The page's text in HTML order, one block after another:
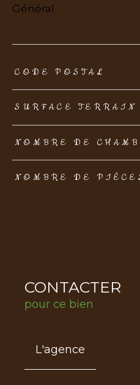
général
CODE POSTAL
SURFACE TERRAIN
NOMBRE DE
NOMBRE DE
CONTACTER
pour ce bien
L'agence